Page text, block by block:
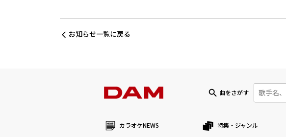
お知らせ一覧に戻る
曲をさがす
カラオケNEWS 特集・ジャンル